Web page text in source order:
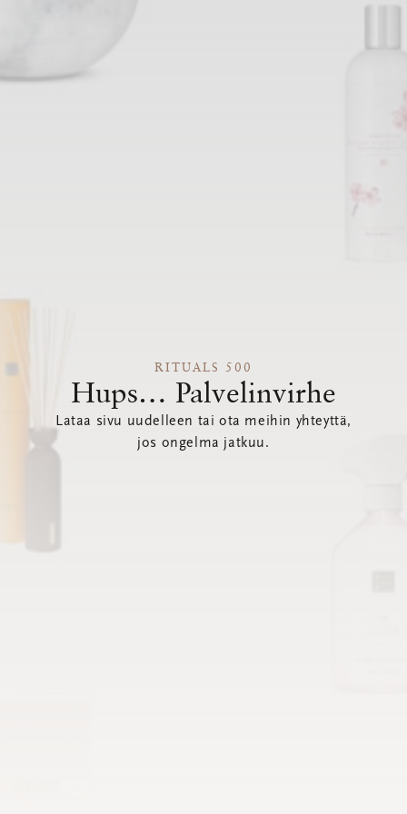
RITUALS 500
Hups… Palvelinvirhe
Lataa sivu uudelleen tai ota meihin yhteyttä,
jos ongelma jatkuu.